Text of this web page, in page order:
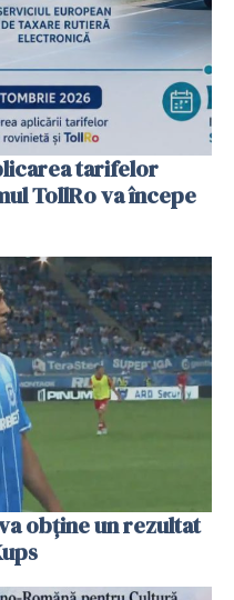
tarifelor
TollRo va începe
obține un rezultat